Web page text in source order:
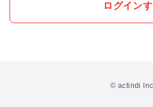
ログイン
© actindi